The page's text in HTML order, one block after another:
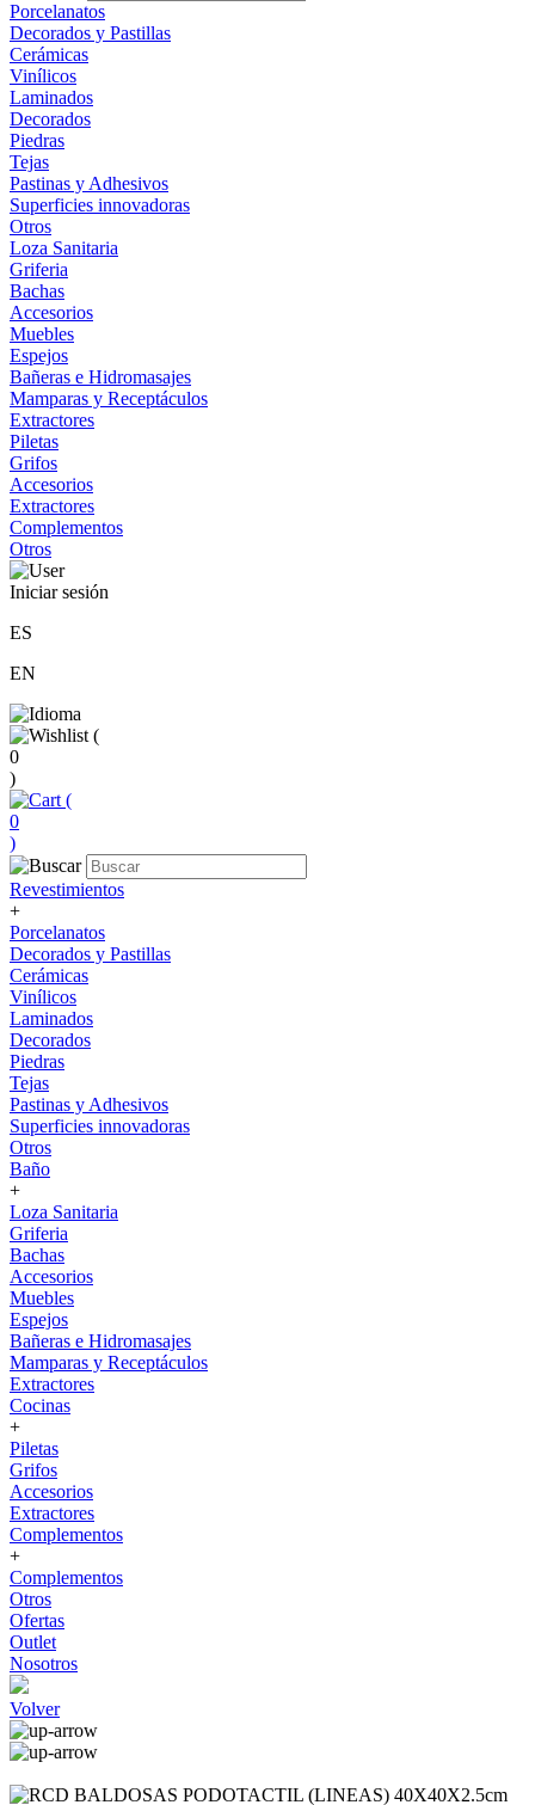
Porcelanatos
Decorados y Pastillas
Cerámicas
Vinílicos
Laminados
Decorados
Piedras
Tejas
Pastinas y Adhesivos
Superficies innovadoras
Otros
Loza Sanitaria
Griferia
Bachas
Accesorios
Muebles
Espejos
Bañeras e Hidromasajes
Mamparas y Receptáculos
Extractores
Piletas
Grifos
Accesorios
Extractores
Complementos
Otros
Iniciar sesión
ES
EN
(
0
)
(
0
)
Revestimientos
+
Porcelanatos
Decorados y Pastillas
Cerámicas
Vinílicos
Laminados
Decorados
Piedras
Tejas
Pastinas y Adhesivos
Superficies innovadoras
Otros
Baño
+
Loza Sanitaria
Griferia
Bachas
Accesorios
Muebles
Espejos
Bañeras e Hidromasajes
Mamparas y Receptáculos
Extractores
Cocinas
+
Piletas
Grifos
Accesorios
Extractores
Complementos
+
Complementos
Otros
Ofertas
Outlet
Nosotros
Volver